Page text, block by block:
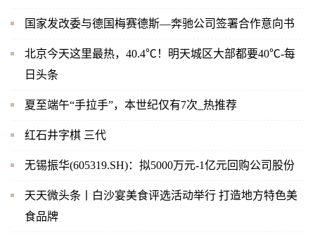
国家发改委与德国梅赛德斯—奔驰公司签署合作意向书
北京今天这里最热，40.4℃！明天城区大部都要40℃-每
日头条
夏至端午“手拉手”，本世纪仅有7次_热推荐
红石井字棋 三代
无锡振华(605319.SH)：拟5000万元-1亿元回购公司股份
天天微头条丨白沙宴美食评选活动举行 打造地方特色美
食品牌